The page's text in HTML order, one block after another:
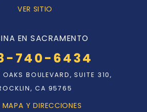
VER SITIO
EN SACRAMENTO
740-6434
BOULEVARD, SUITE 310,
CA 95765
Y DIRECCIONES